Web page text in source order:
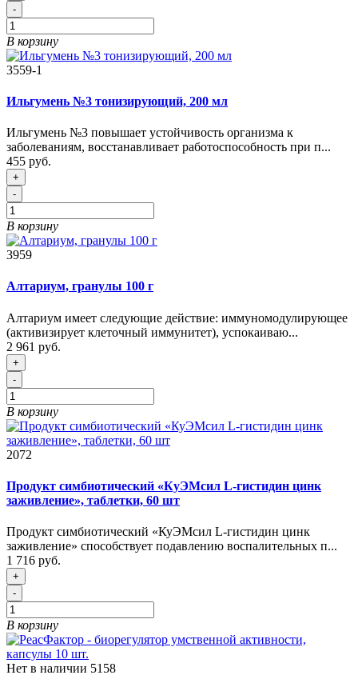
-
В корзину
3559-1
Ильгумень №3 тонизирующий, 200 мл
Ильгумень №3 повышает устойчивость организма к
заболеваниям, восстанавливает работоспособность при п...
455 руб.
+
-
В корзину
3959
Алтариум, гранулы 100 г
Алтариум имеет следующие действие: иммуномодулирующее
(активизирует клеточный иммунитет), успокаиваю...
2 961 руб.
+
-
В корзину
2072
Продукт симбиотический «КуЭМсил L-гистидин цинк
заживление», таблетки, 60 шт
Продукт симбиотический «КуЭМсил L-гистидин цинк
заживление» способствует подавлению воспалительных п...
1 716 руб.
+
-
В корзину
Нет в наличии 5158